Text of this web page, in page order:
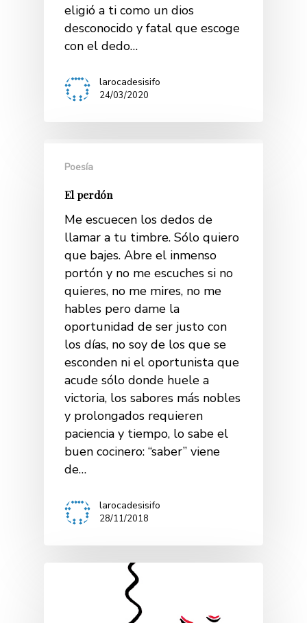
eligió a ti como un dios
desconocido y fatal que escoge
con el dedo…
larocadesisifo
24/03/2020
Poesía
El perdón
Me escuecen los dedos de
llamar a tu timbre. Sólo quiero
que bajes. Abre el inmenso
portón y no me escuches si no
quieres, no me mires, no me
hables pero dame la
oportunidad de ser justo con
los días, no soy de los que se
esconden ni el oportunista que
acude sólo donde huele a
victoria, los sabores más nobles
y prolongados requieren
paciencia y tiempo, lo sabe el
buen cocinero: “saber” viene
de…
larocadesisifo
28/11/2018